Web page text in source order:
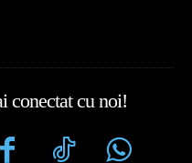
conectat cu noi!